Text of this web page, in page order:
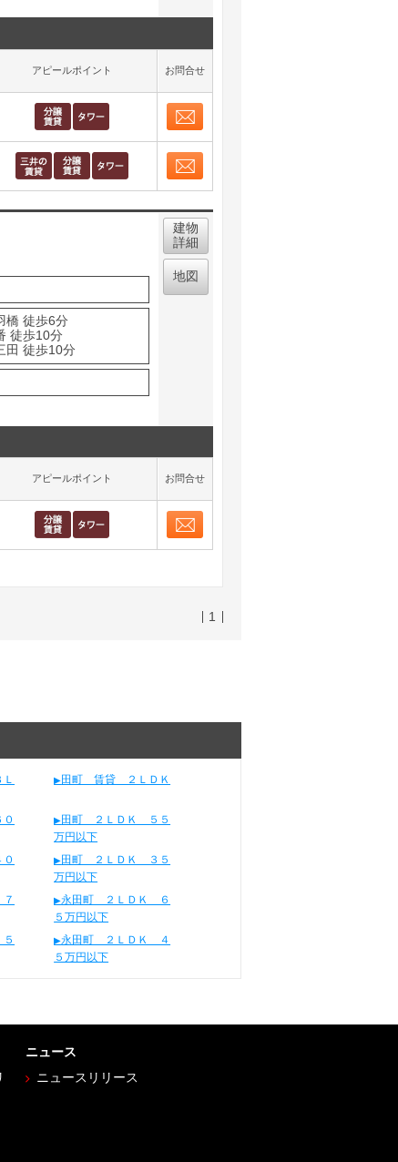
アピールポイント お問合せ
表示
表示
橋 徒歩6分
徒歩10分
田 徒歩10分
建物
詳細
地図
アピールポイント お問合せ
表示
1
田町 賃貸 ２ＬＤＫ
田町 ２ＬＤＫ ５５
万円以下
田町 ２ＬＤＫ ３５
万円以下
永田町 ２ＬＤＫ ６
５万円以下
永田町 ２ＬＤＫ ４
５万円以下
ニュース
ニュースリリース